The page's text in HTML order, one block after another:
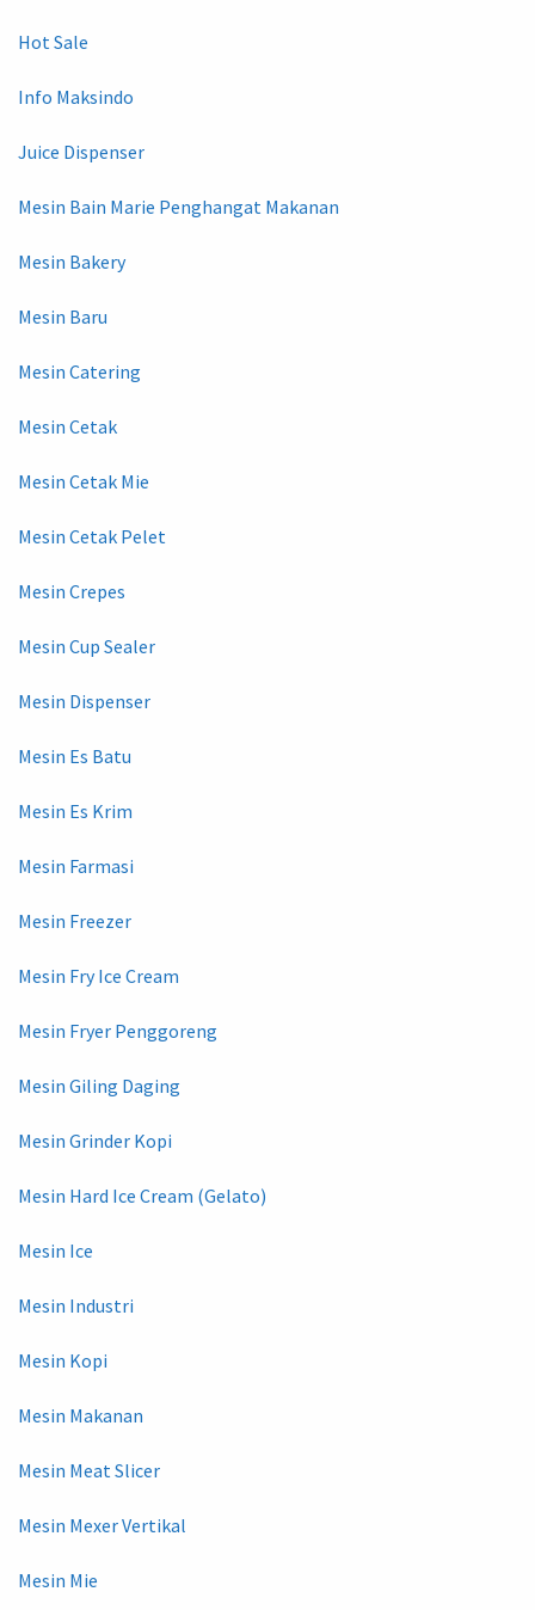
Hot Sale
Info Maksindo
Juice Dispenser
Mesin Bain Marie Penghangat Makanan
Mesin Bakery
Mesin Baru
Mesin Catering
Mesin Cetak
Mesin Cetak Mie
Mesin Cetak Pelet
Mesin Crepes
Mesin Cup Sealer
Mesin Dispenser
Mesin Es Batu
Mesin Es Krim
Mesin Farmasi
Mesin Freezer
Mesin Fry Ice Cream
Mesin Fryer Penggoreng
Mesin Giling Daging
Mesin Grinder Kopi
Mesin Hard Ice Cream (Gelato)
Mesin Ice
Mesin Industri
Mesin Kopi
Mesin Makanan
Mesin Meat Slicer
Mesin Mexer Vertikal
Mesin Mie